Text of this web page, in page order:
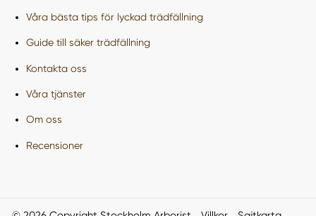
Våra bästa tips för lyckad trädfällning
Guide till säker trädfällning
Kontakta oss
Våra tjänster
Om oss
Recensioner